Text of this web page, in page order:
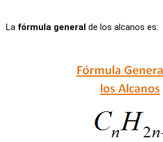
La fórmula general de los alcanos es: